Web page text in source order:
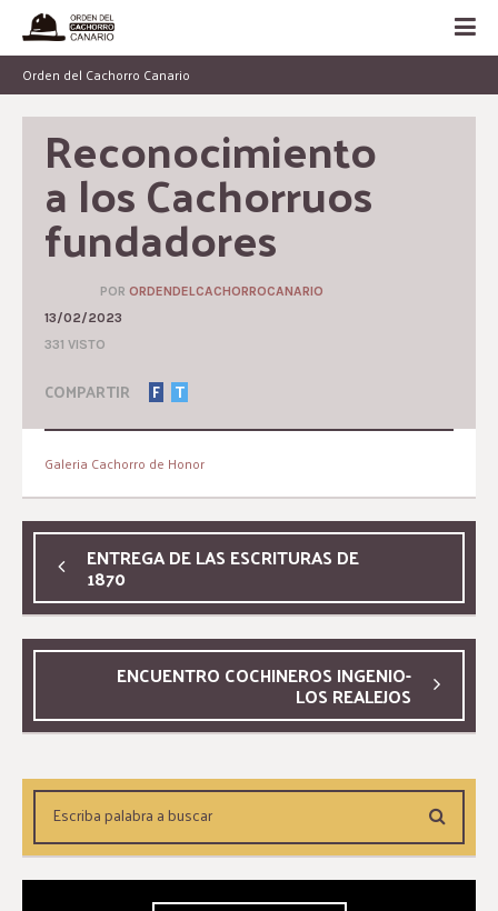
Orden del Cachorro Canario
Reconocimiento
a los Cachorruos
fundadores
POR ORDENDELCACHORROCANARIO
13/02/2023
331 VISTO
COMPARTIR F T
Galeria Cachorro de Honor
ENTREGA DE LAS ESCRITURAS DE
1870
ENCUENTRO COCHINEROS INGENIO-
LOS REALEJOS